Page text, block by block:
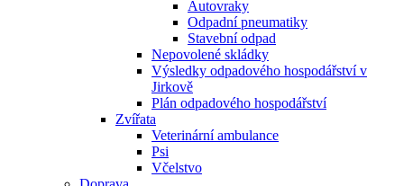
Autovraky
Odpadní pneumatiky
Stavební odpad
Nepovolené skládky
Výsledky odpadového hospodářství v
Jirkově
Plán odpadového hospodářství
Zvířata
Veterinární ambulance
Psi
Včelstvo